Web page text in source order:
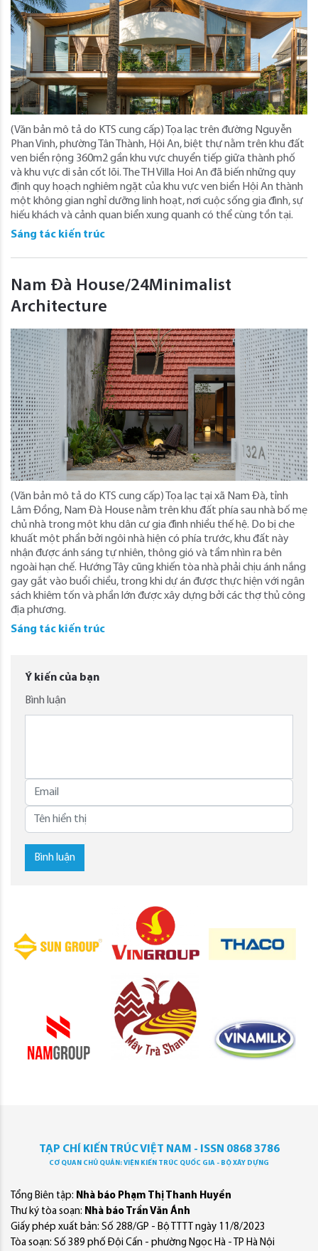
(Văn bản mô tả do KTS cung cấp) Tọa lạc trên đường Nguyễn
Phan Vinh, phường Tân Thành, Hội An, biệt thự nằm trên khu đất
ven biển rộng 360m2 gần khu vực chuyển tiếp giữa thành phố
và khu vực di sản cốt lõi. The TH Villa Hoi An đã biến những quy
định quy hoạch nghiêm ngặt của khu vực ven biển Hội An thành
một không gian nghỉ dưỡng linh hoạt, nơi cuộc sống gia đình, sự
hiếu khách và cảnh quan biển xung quanh có thể cùng tồn tại.
Sáng tác kiến trúc
Nam Đà House/24Minimalist
Architecture
(Văn bản mô tả do KTS cung cấp) Tọa lạc tại xã Nam Đà, tỉnh
Lâm Đồng, Nam Đà House nằm trên khu đất phía sau nhà bố mẹ
chủ nhà trong một khu dân cư gia đình nhiều thế hệ. Do bị che
khuất một phần bởi ngôi nhà hiện có phía trước, khu đất này
nhận được ánh sáng tự nhiên, thông gió và tầm nhìn ra bên
ngoài hạn chế. Hướng Tây cũng khiến tòa nhà phải chịu ánh nắng
gay gắt vào buổi chiều, trong khi dự án được thực hiện với ngân
sách khiêm tốn và phần lớn được xây dựng bởi các thợ thủ công
địa phương.
Sáng tác kiến trúc
Ý kiến của bạn
Bình luận
Bình luận
TẠP CHÍ KIẾN TRÚC VIỆT NAM - ISSN 0868 3786
CƠ QUAN CHỦ QUẢN: VIỆN KIẾN TRÚC QUỐC GIA - BỘ XÂY DỰNG
Tổng Biên tập: Nhà báo Phạm Thị Thanh Huyền
Thư ký tòa soạn: Nhà báo Trần Văn Ánh
Giấy phép xuất bản: Số 288/GP - Bộ TTTT ngày 11/8/2023
Tòa soạn: Số 389 phố Đội Cấn - phường Ngọc Hà - TP Hà Nội